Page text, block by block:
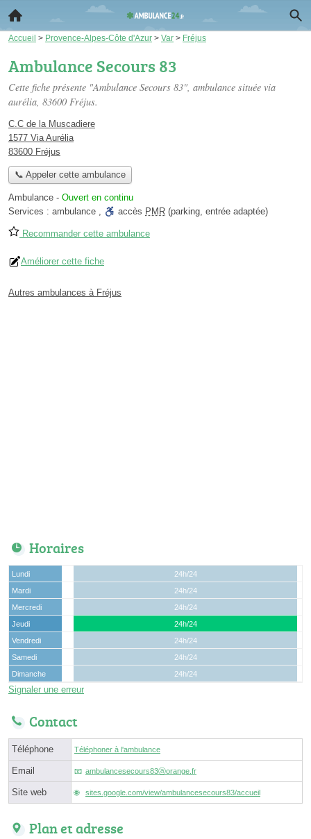
Accueil > Provence-Alpes-Côte d'Azur > Var > Fréjus
Ambulance Secours 83
Cette fiche présente "Ambulance Secours 83", ambulance située via
aurélia, 83600 Fréjus.
C.C de la Muscadiere
1577 Via Aurélia
83600 Fréjus
📞 Appeler cette ambulance
Ambulance - Ouvert en continu
Services : ambulance , accès PMR (parking, entrée adaptée)
Recommander cette ambulance
Améliorer cette fiche
Autres ambulances à Fréjus
Horaires
Lundi
24h/24
Mardi
24h/24
Mercredi
24h/24
Jeudi
24h/24
Vendredi
24h/24
Samedi
24h/24
Dimanche
24h/24
Signaler une erreur
Contact
Téléphone Téléphoner à l'ambulance
Email ambulancesecours83ⓐorange.fr
Site web sites.google.com/view/ambulancesecours83/accueil
Plan et adresse